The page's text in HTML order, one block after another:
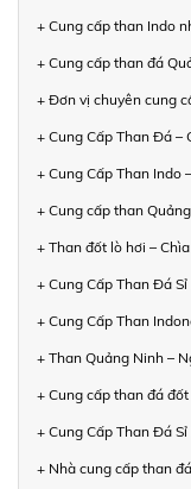
+ Cung cấp than Indo
+ Cung cấp than đá
+ Đơn vị chuyên cung
+ Cung Cấp Than Đá –
+ Cung Cấp Than Indo
+ Cung cấp than
+ Than đốt lò hơi –
+ Cung Cấp Than Đá
+ Cung Cấp Than
+ Than Quảng Ninh –
+ Cung cấp than đá
+ Cung Cấp Than Đá
+ Nhà cung cấp than